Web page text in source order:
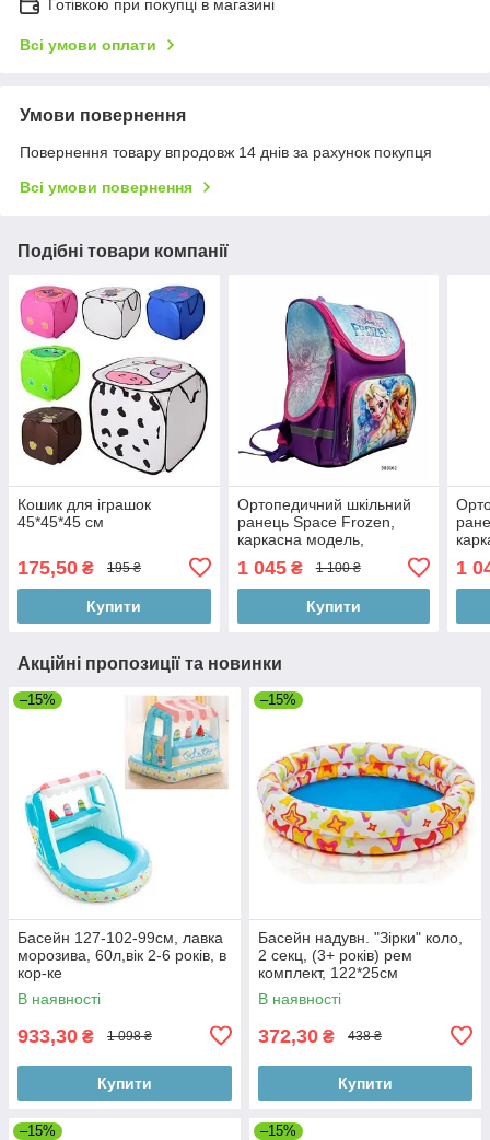
Готівкою при покупці в магазині
Всі умови оплати
Умови повернення
Повернення товару впродовж 14 днів за рахунок покупця
Всі умови повернення
Подібні товари компанії
Кошик для іграшок
45*45*45 см
175,50 ₴ 195 ₴
Купити
Ортопедичний шкільний
ранець Space Frozen,
каркасна модель,
34х26х15 см, для школи
1 045₴ 1 100 ₴
Купити
1
Акційні пропозиції та новинки
–15%
Басейн 127-102-99см, лавка
морозива, 60л,вік 2-6 років, в
кор-ке
В наявності
933,30 ₴ 1 098 ₴
Купити
–15%
Басейн надувн. "Зірки" коло,
2 секц, (3+ років) рем
комплект, 122*25см
В наявності
372,30 ₴ 438 ₴
Купити
–15% –15%